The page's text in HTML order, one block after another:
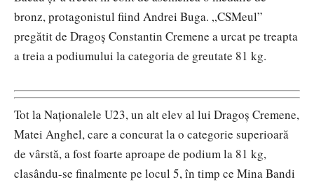
bronz, protagonistul fiind Andrei Buga. „CSMeul”
pregătit de Dragoș Constantin Cremene a urcat pe treapta
a treia a podiumului la categoria de greutate 81 kg.
Tot la Naționalele U23, un alt elev al lui Dragoș Cremene,
Matei Anghel, care a concurat la o categorie superioară
de vârstă, a fost foarte aproape de podium la 81 kg,
clasându-se finalmente pe locul 5, în timp ce Mina Bandi